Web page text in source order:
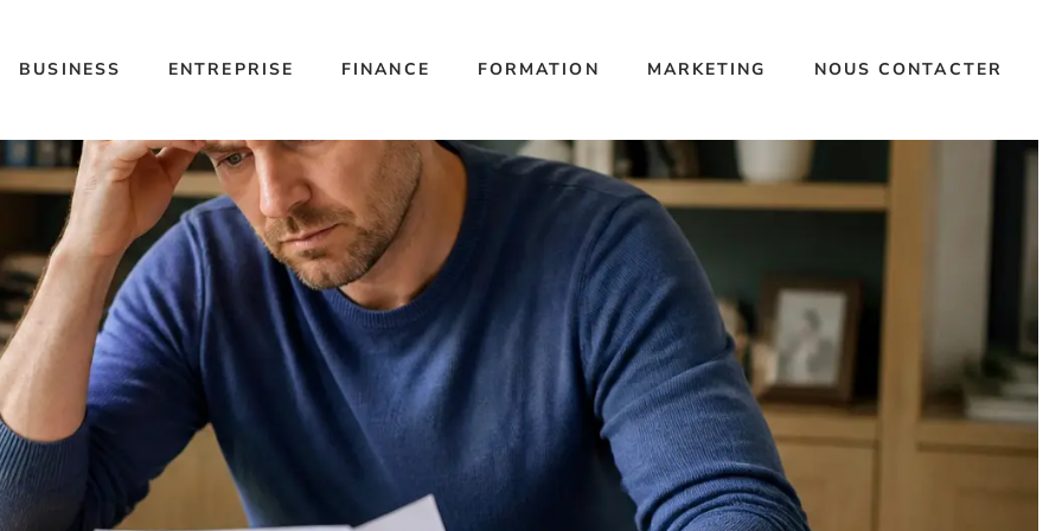
BUSINESS ENTREPRISE FINANCE FORMATION MARKETING NOUS CONTACTER